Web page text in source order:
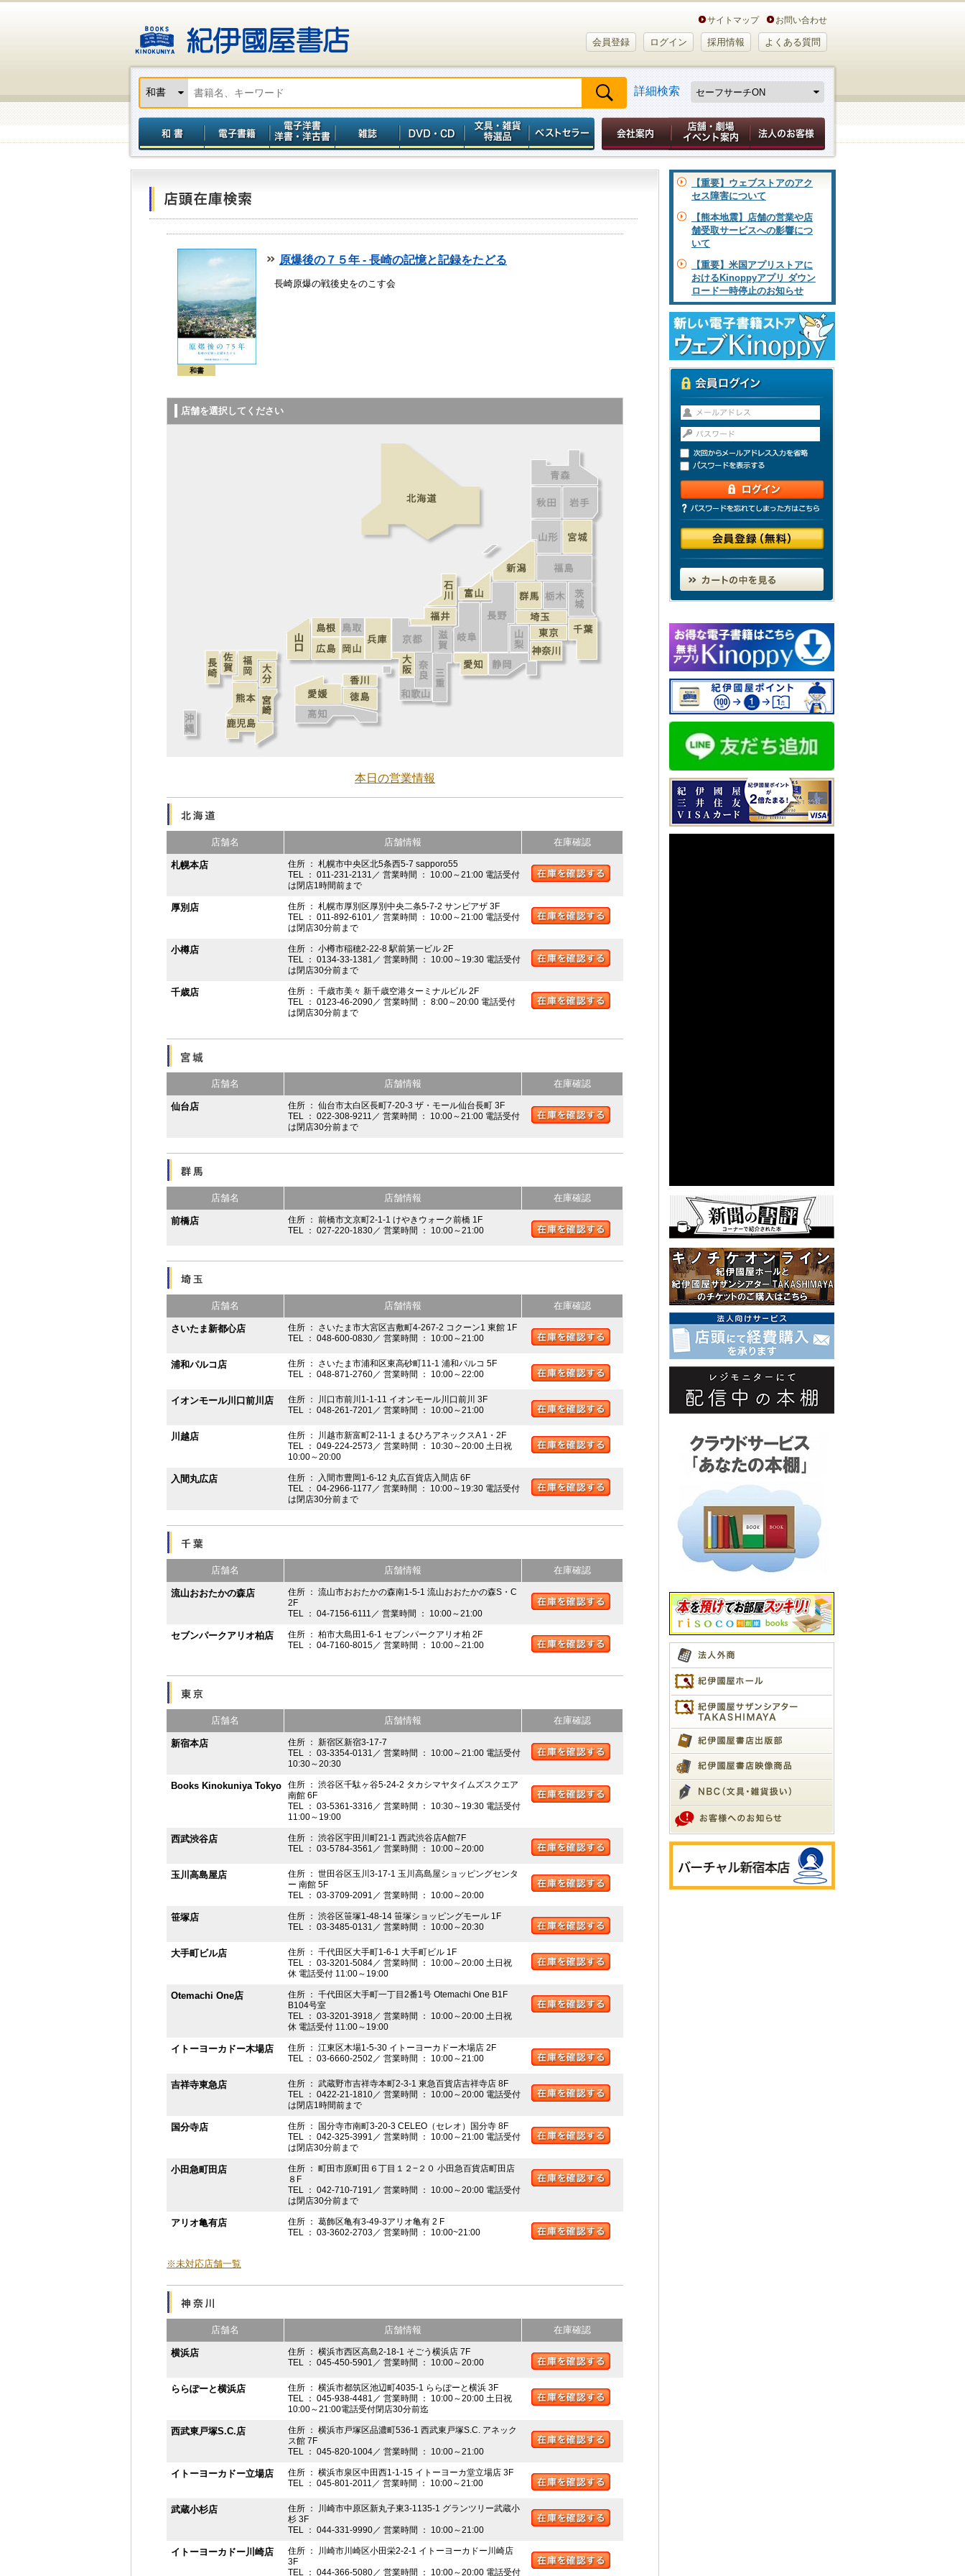
サイトマップ お問い合わせ
会員登録 ログイン 採用情報 よくある質問
詳細検索
和書
原爆後の７５年 - 長崎の記憶と記録をたどる
長崎原爆の戦後史をのこす会
店舗を選択してください
本日の営業情報
店舗名 店舗情報 在庫確認
札幌本店
住所 ： 札幌市中央区北5条西5-7 sapporo55
TEL ： 011-231-2131／ 営業時間 ： 10:00～21:00 電話受付
は閉店1時間前まで
厚別店
住所 ： 札幌市厚別区厚別中央二条5-7-2 サンピアザ 3F
TEL ： 011-892-6101／ 営業時間 ： 10:00～21:00 電話受付
は閉店30分前まで
小樽店
住所 ： 小樽市稲穂2-22-8 駅前第一ビル 2F
TEL ： 0134-33-1381／ 営業時間 ： 10:00～19:30 電話受付
は閉店30分前まで
千歳店
住所 ： 千歳市美々 新千歳空港ターミナルビル 2F
TEL ： 0123-46-2090／ 営業時間 ： 8:00～20:00 電話受付
は閉店30分前まで
店舗名 店舗情報 在庫確認
仙台店
住所 ： 仙台市太白区長町7-20-3 ザ・モール仙台長町 3F
TEL ： 022-308-9211／ 営業時間 ： 10:00～21:00 電話受付
は閉店30分前まで
店舗名 店舗情報 在庫確認
前橋店
住所 ： 前橋市文京町2-1-1 けやきウォーク前橋 1F
TEL ： 027-220-1830／ 営業時間 ： 10:00～21:00
店舗名 店舗情報 在庫確認
さいたま新都心店
住所 ： さいたま市大宮区吉敷町4-267-2 コクーン1 東館 1F
TEL ： 048-600-0830／ 営業時間 ： 10:00～21:00
浦和パルコ店
住所 ： さいたま市浦和区東高砂町11-1 浦和パルコ 5F
TEL ： 048-871-2760／ 営業時間 ： 10:00～22:00
イオンモール川口前川店
住所 ： 川口市前川1-1-11 イオンモール川口前川 3F
TEL ： 048-261-7201／ 営業時間 ： 10:00～21:00
川越店
住所 ： 川越市新富町2-11-1 まるひろアネックスA 1・2F
TEL ： 049-224-2573／ 営業時間 ： 10:30～20:00 土日祝
10:00～20:00
入間丸広店
住所 ： 入間市豊岡1-6-12 丸広百貨店入間店 6F
TEL ： 04-2966-1177／ 営業時間 ： 10:00～19:30 電話受付
は閉店30分前まで
店舗名 店舗情報 在庫確認
流山おおたかの森店
住所 ： 流山市おおたかの森南1-5-1 流山おおたかの森S・C
2F
TEL ： 04-7156-6111／ 営業時間 ： 10:00～21:00
セブンパークアリオ柏店
住所 ： 柏市大島田1-6-1 セブンパークアリオ柏 2F
TEL ： 04-7160-8015／ 営業時間 ： 10:00～21:00
店舗名 店舗情報 在庫確認
新宿本店
住所 ： 新宿区新宿3-17-7
TEL ： 03-3354-0131／ 営業時間 ： 10:00～21:00 電話受付
10:30～20:30
Books Kinokuniya Tokyo
住所 ： 渋谷区千駄ヶ谷5-24-2 タカシマヤタイムズスクエア
南館 6F
TEL ： 03-5361-3316／ 営業時間 ： 10:30～19:30 電話受付
11:00～19:00
西武渋谷店
住所 ： 渋谷区宇田川町21-1 西武渋谷店A館7F
TEL ： 03-5784-3561／ 営業時間 ： 10:00～20:00
玉川高島屋店
住所 ： 世田谷区玉川3-17-1 玉川高島屋ショッピングセンタ
ー 南館 5F
TEL ： 03-3709-2091／ 営業時間 ： 10:00～20:00
笹塚店
住所 ： 渋谷区笹塚1-48-14 笹塚ショッピングモール 1F
TEL ： 03-3485-0131／ 営業時間 ： 10:00～20:30
大手町ビル店
住所 ： 千代田区大手町1-6-1 大手町ビル 1F
TEL ： 03-3201-5084／ 営業時間 ： 10:00～20:00 土日祝
休 電話受付 11:00～19:00
Otemachi One店
住所 ： 千代田区大手町一丁目2番1号 Otemachi One B1F
B104号室
TEL ： 03-3201-3918／ 営業時間 ： 10:00～20:00 土日祝
休 電話受付 11:00～19:00
イトーヨーカドー木場店
住所 ： 江東区木場1-5-30 イトーヨーカドー木場店 2F
TEL ： 03-6660-2502／ 営業時間 ： 10:00～21:00
吉祥寺東急店
住所 ： 武蔵野市吉祥寺本町2-3-1 東急百貨店吉祥寺店 8F
TEL ： 0422-21-1810／ 営業時間 ： 10:00～20:00 電話受付
は閉店1時間前まで
国分寺店
住所 ： 国分寺市南町3-20-3 CELEO（セレオ）国分寺 8F
TEL ： 042-325-3991／ 営業時間 ： 10:00～21:00 電話受付
は閉店30分前まで
小田急町田店
住所 ： 町田市原町田６丁目１２−２０ 小田急百貨店町田店
８F
TEL ： 042-710-7191／ 営業時間 ： 10:00～20:00 電話受付
は閉店30分前まで
アリオ亀有店
住所 ： 葛飾区亀有3-49-3アリオ亀有 2 F
TEL ： 03-3602-2703／ 営業時間 ： 10:00~21:00
※未対応店舗一覧
店舗名 店舗情報 在庫確認
横浜店
住所 ： 横浜市西区高島2-18-1 そごう横浜店 7F
TEL ： 045-450-5901／ 営業時間 ： 10:00～20:00
ららぽーと横浜店
住所 ： 横浜市都筑区池辺町4035-1 ららぽーと横浜 3F
TEL ： 045-938-4481／ 営業時間 ： 10:00～20:00 土日祝
10:00～21:00電話受付閉店30分前迄
西武東戸塚S.C.店
住所 ： 横浜市戸塚区品濃町536-1 西武東戸塚S.C. アネック
ス館 7F
TEL ： 045-820-1004／ 営業時間 ： 10:00～21:00
イトーヨーカドー立場店
住所 ： 横浜市泉区中田西1-1-15 イトーヨーカ堂立場店 3F
TEL ： 045-801-2011／ 営業時間 ： 10:00～21:00
武蔵小杉店
住所 ： 川崎市中原区新丸子東3-1135-1 グランツリー武蔵小
杉 3F
TEL ： 044-331-9990／ 営業時間 ： 10:00～21:00
イトーヨーカドー川崎店
住所 ： 川崎市川崎区小田栄2-2-1 イトーヨーカドー川崎店
3F
TEL ： 044-366-5080／ 営業時間 ： 10:00～20:00 電話受付
【重要】ウェブストアのアク
セス障害について
【熊本地震】店舗の営業や店
舗受取サービスへの影響につ
いて
【重要】米国アプリストアに
おけるKinoppyアプリ ダウン
ロード一時停止のお知らせ